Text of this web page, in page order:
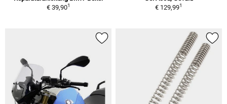
€ 39,901
€ 129,991